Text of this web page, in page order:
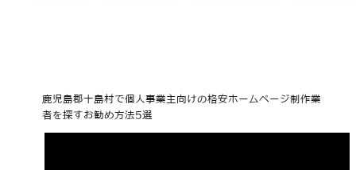
鹿児島郡十島村で個人事業主向けの格安ホームページ制作業
者を探すお勧め方法5選